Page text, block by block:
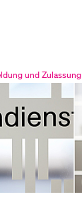
und Zulassung